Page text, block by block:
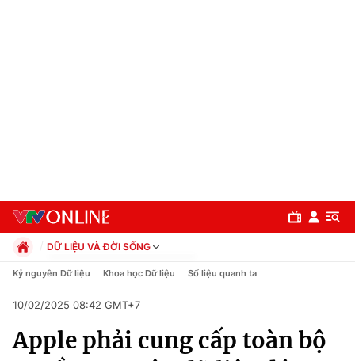
Chuyên mục
DỮ LIỆU VÀ ĐỜI SỐNG
Chính trị
Pháp luật
Kinh tế
Thể thao
Kỷ nguyên Dữ liệu Khoa học Dữ liệu Số liệu quanh ta
10/02/2025 08:42 GMT+7
Apple phải cung cấp toàn bộ